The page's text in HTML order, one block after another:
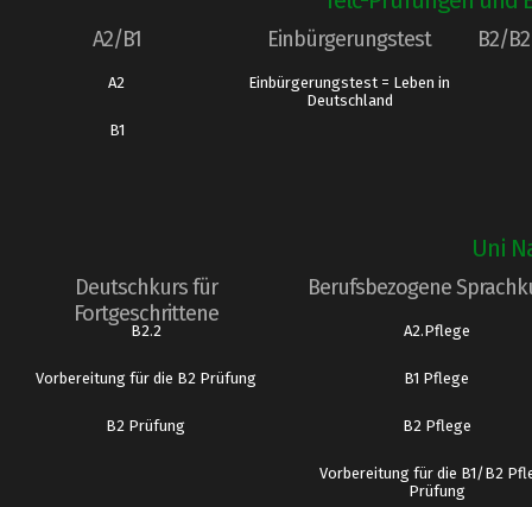
A2/B1
A2
B1
Einbürgerungstest
Einbürgerungstest = Leben in
Deutschland
B2/
Uni
Deutschkurs für
Fortgeschrittene
B2.2
Vorbereitung für die B2 Prüfung
B2 Prüfung
Berufsbezogene
A2.Pflege
B1 Pflege
B2 Pflege
Vorbereitung für die B1/B2
Prüfung